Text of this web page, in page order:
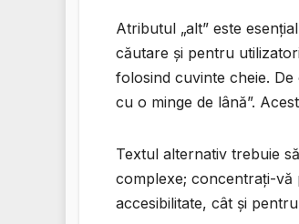
Atributul „alt” este
căutare și pentru
folosind cuvinte cheie.
cu o minge de lână”.
Textul alternativ trebuie
complexe; concentrați-vă
accesibilitate, cât și pentru